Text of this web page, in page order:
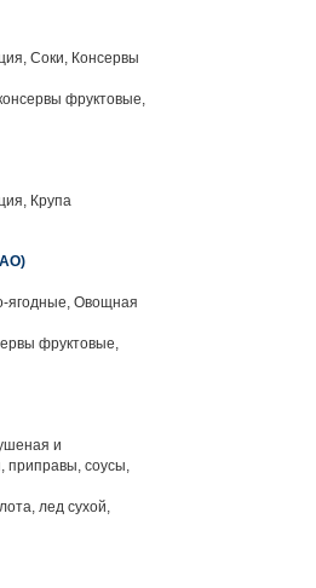
Соки, Консервы
фруктовые,
Крупа
ягодные, Овощная
фруктовые,
и
приправы, соусы,
лед сухой,